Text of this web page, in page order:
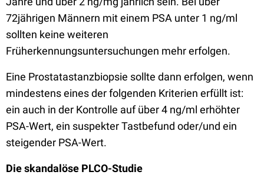
72jährigen Männern mit einem PSA unter 1 ng/ml
sollten keine weiteren
Früherkennungsuntersuchungen mehr erfolgen.
Eine Prostatastanzbiopsie sollte dann erfolgen, wenn
mindestens eines der folgenden Kriterien erfüllt ist:
ein auch in der Kontrolle auf über 4 ng/ml erhöhter
PSA-Wert, ein suspekter Tastbefund oder/und ein
steigender PSA-Wert.
Die skandalöse PLCO-Studie